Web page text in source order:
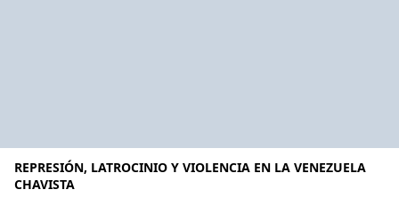
REPRESIÓN, LATROCINIO Y VIOLENCIA EN LA VENEZUELA
CHAVISTA